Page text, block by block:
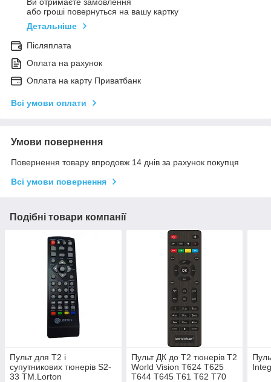
Ви отримаєте замовлення
або гроші повернуться на вашу картку
Детальніше
Післяплата
Оплата на рахунок
Оплата на карту Приватбанк
Всі умови оплати
Умови повернення
Повернення товару впродовж 14 днів за рахунок покупця
Всі умови повернення
Подібні товари компанії
Пульт для Т2 і
супутникових тюнерів S2-
33 TM.Lorton
Пульт ДК до Т2 тюнерів T2
World Vision T624 T625
T644 T645 Т61 T62 T70